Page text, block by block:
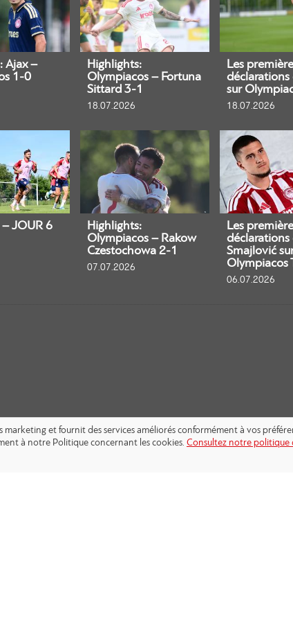
Ajax –
1-0
Highlights:
Olympiacos – Fortuna
Sittard 3-1
18.07.2026
Les
déclarations
sur
18.07.2026
JOUR 6
Highlights:
Olympiacos – Rakow
Czestochowa 2-1
07.07.2026
Les
déclarations
Smajlović
Olympiacos
06.07.2026
marketing et fournit des services améliorés conformément à vos
à notre Politique concernant les cookies. Consultez notre politique